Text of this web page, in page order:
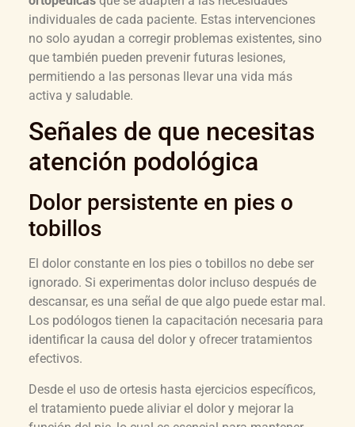
individuales de cada paciente. Estas intervenciones
no solo ayudan a corregir problemas existentes, sino
que también pueden prevenir futuras lesiones,
permitiendo a las personas llevar una vida más
activa y saludable.
Señales de que necesitas
atención podológica
Dolor persistente en pies o
tobillos
El dolor constante en los pies o tobillos no debe ser
ignorado. Si experimentas dolor incluso después de
descansar, es una señal de que algo puede estar mal.
Los podólogos tienen la capacitación necesaria para
identificar la causa del dolor y ofrecer tratamientos
efectivos.
Desde el uso de ortesis hasta ejercicios específicos,
el tratamiento puede aliviar el dolor y mejorar la